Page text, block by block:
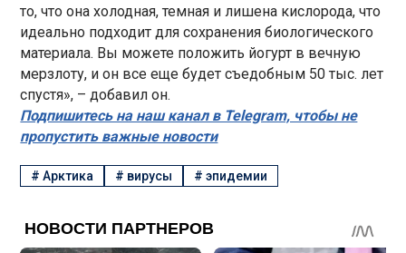
то, что она холодная, темная и лишена кислорода, что
идеально подходит для сохранения биологического
материала. Вы можете положить йогурт в вечную
мерзлоту, и он все еще будет съедобным 50 тыс. лет
спустя», – добавил он.
Подпишитесь на наш канал в Telegram, чтобы не
пропустить важные новости
#Арктика # вирусы # эпидемии